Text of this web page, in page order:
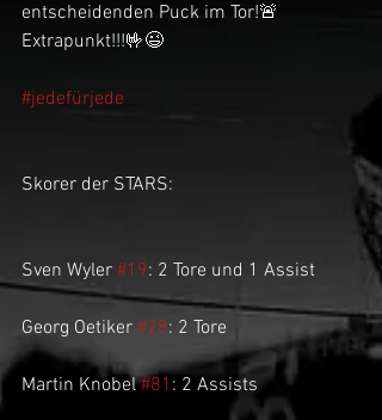
entscheidenden Puck im Tor!🚨
Extrapunkt!!!🤟😉
#jedefürjede
Skorer der STARS:
Sven Wyler #19: 2 Tore und 1 Assist
Georg Oetiker #28: 2 Tore
Martin Knobel #81 : 2 Assists